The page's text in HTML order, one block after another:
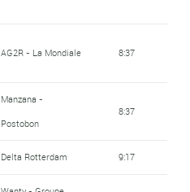
AG2R - La Mondiale 8:37
Manzana -
Postobon
8:37
Delta Rotterdam 9:17